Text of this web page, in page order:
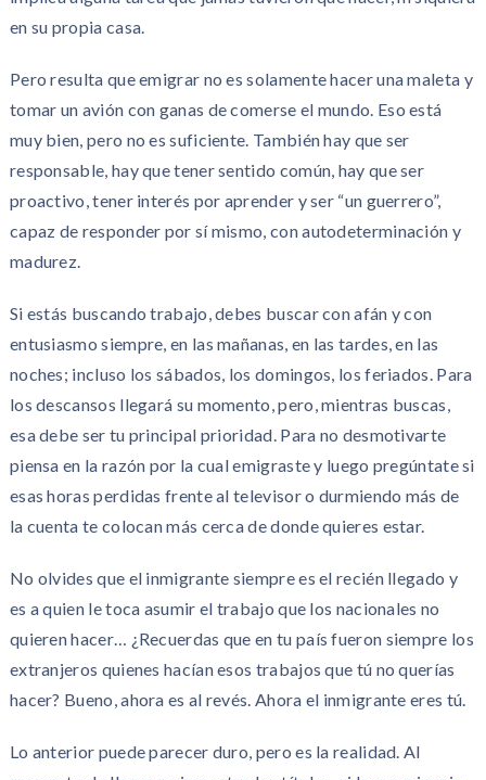
en su propia casa.
Pero resulta que emigrar no es solamente hacer una maleta y
tomar un avión con ganas de comerse el mundo. Eso está
muy bien, pero no es suficiente. También hay que ser
responsable, hay que tener sentido común, hay que ser
proactivo, tener interés por aprender y ser “un guerrero”,
capaz de responder por sí mismo, con autodeterminación y
madurez.
Si estás buscando trabajo, debes buscar con afán y con
entusiasmo siempre, en las mañanas, en las tardes, en las
noches; incluso los sábados, los domingos, los feriados. Para
los descansos llegará su momento, pero, mientras buscas,
esa debe ser tu principal prioridad. Para no desmotivarte
piensa en la razón por la cual emigraste y luego pregúntate si
esas horas perdidas frente al televisor o durmiendo más de
la cuenta te colocan más cerca de donde quieres estar.
No olvides que el inmigrante siempre es el recién llegado y
es a quien le toca asumir el trabajo que los nacionales no
quieren hacer… ¿Recuerdas que en tu país fueron siempre los
extranjeros quienes hacían esos trabajos que tú no querías
hacer? Bueno, ahora es al revés. Ahora el inmigrante eres tú.
Lo anterior puede parecer duro, pero es la realidad. Al